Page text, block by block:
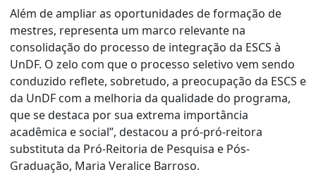
Além de ampliar as oportunidades de formação de
mestres, representa um marco relevante na
consolidação do processo de integração da ESCS à
UnDF. O zelo com que o processo seletivo vem sendo
conduzido reflete, sobretudo, a preocupação da ESCS e
da UnDF com a melhoria da qualidade do programa,
que se destaca por sua extrema importância
acadêmica e social”, destacou a pró-pró-reitora
substituta da Pró-Reitoria de Pesquisa e Pós-
Graduação, Maria Veralice Barroso.